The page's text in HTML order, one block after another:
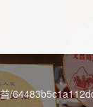
/